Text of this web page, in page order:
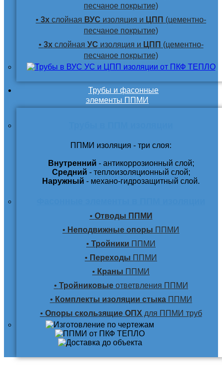
песчаное покрытие)
• 3х слойная ВУС изоляция и ЦПП (цементно-
песчаное покрытие)
• 3хслойная УС изоляция и ЦПП (цементно-
песчаное покрытие)
Трубы и фасонные
элементы ППМИ
ППМИ изоляция - три слоя:
Внутренний - антикоррозионный слой;
Средний - теплоизоляционный слой;
Наружный - механо-гидрозащитный слой.
• Отводы ППМИ
• Неподвижные опоры ППМИ
• Тройники ППМИ
• Переходы ППМИ
• Краны ППМИ
• Тройниковыеответвления ППМИ
• Комплекты изоляции стыкаППМИ
• Опоры скользящие ОПХ для ППМИ труб